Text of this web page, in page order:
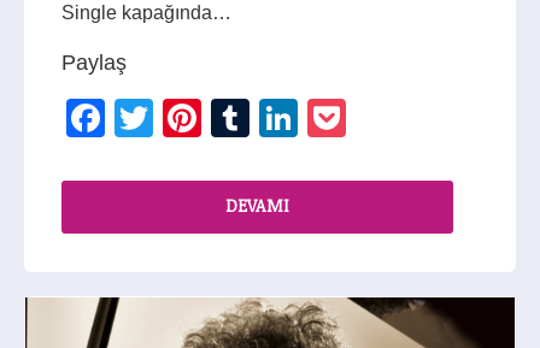
Single kapağında…
Paylaş
Facebook
TwitterPinterest
TumblrLinkedIn
DEVAMI